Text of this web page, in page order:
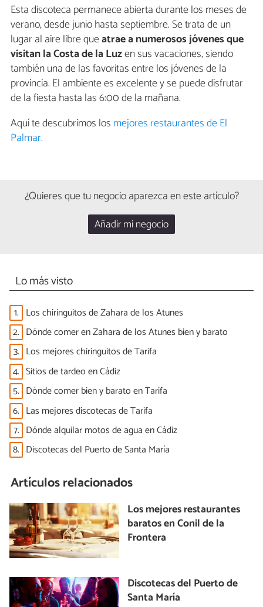
Esta discoteca permanece abierta durante los meses de
verano, desde junio hasta septiembre. Se trata de un
lugar al aire libre queatrae a numerosos jóvenes que
visitan la Costa de la Luzen sus vacaciones, siendo
también una de las favoritas entre los jóvenes de la
provincia. El ambiente es excelente y se puede disfrutar
de la fiesta hasta las 6:00 de la mañana.
Aquí te descubrimos los mejores restaurantes de El
Palmar.
¿Quieres que tu negocio aparezca en este artículo?
Añadir mi negocio
Lo más visto
1. Los chiringuitos de Zahara de los Atunes
2. Dónde comer en Zahara de los Atunes bien y barato
3. Los mejores chiringuitos de Tarifa
4. Sitios de tardeo en Cádiz
5. Dónde comer bien y barato en Tarifa
6. Las mejores discotecas de Tarifa
7. Dónde alquilar motos de agua en Cádiz
8. Discotecas del Puerto de Santa María
Artículos relacionados
Los mejores restaurantes
baratos en Conil de la
Frontera
Discotecas del Puerto de
Santa María